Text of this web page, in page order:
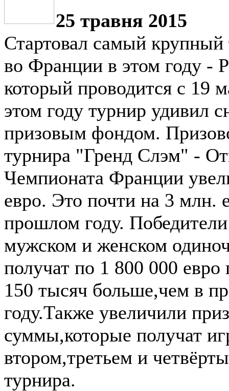
25 травня 2015
Стартовал самый крупный
во Франции в этом году -
который проводится с 19
этом году турнир удивил
призовым фондом.
турнира "Гренд Слэм" -
Чемпионата Франции
евро. Это почти на 3 млн.
прошлом году.
мужском и женском
получат по 1 800 000 евро
150 тысяч больше,чем в
году.Также увеличили
суммы,которые получат
втором,третьем и
турнира.